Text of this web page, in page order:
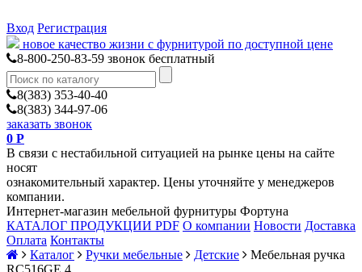
Вход Регистрация
новое качество жизни с фурнитурой по доступной цене
8-800-250-83-59 звонок бесплатный
8(383) 353-40-40
8(383) 344-97-06
заказать звонок
0 Р
В связи с нестабильной ситуацией на рынке цены на сайте
носят
ознакомительный характер. Цены уточняйте у менеджеров
компании.
Интернет-магазин мебельной фурнитуры Фортуна
КАТАЛОГ ПРОДУКЦИИ PDF О компании Новости Доставка
Оплата Контакты
Каталог
Ручки мебельные Детские
Мебельная ручка
RC516GE.4